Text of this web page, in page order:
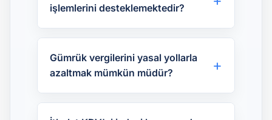
işlemlerini desteklemektedir?
Gümrük vergilerini yasal yollarla
azaltmak mümkün müdür?